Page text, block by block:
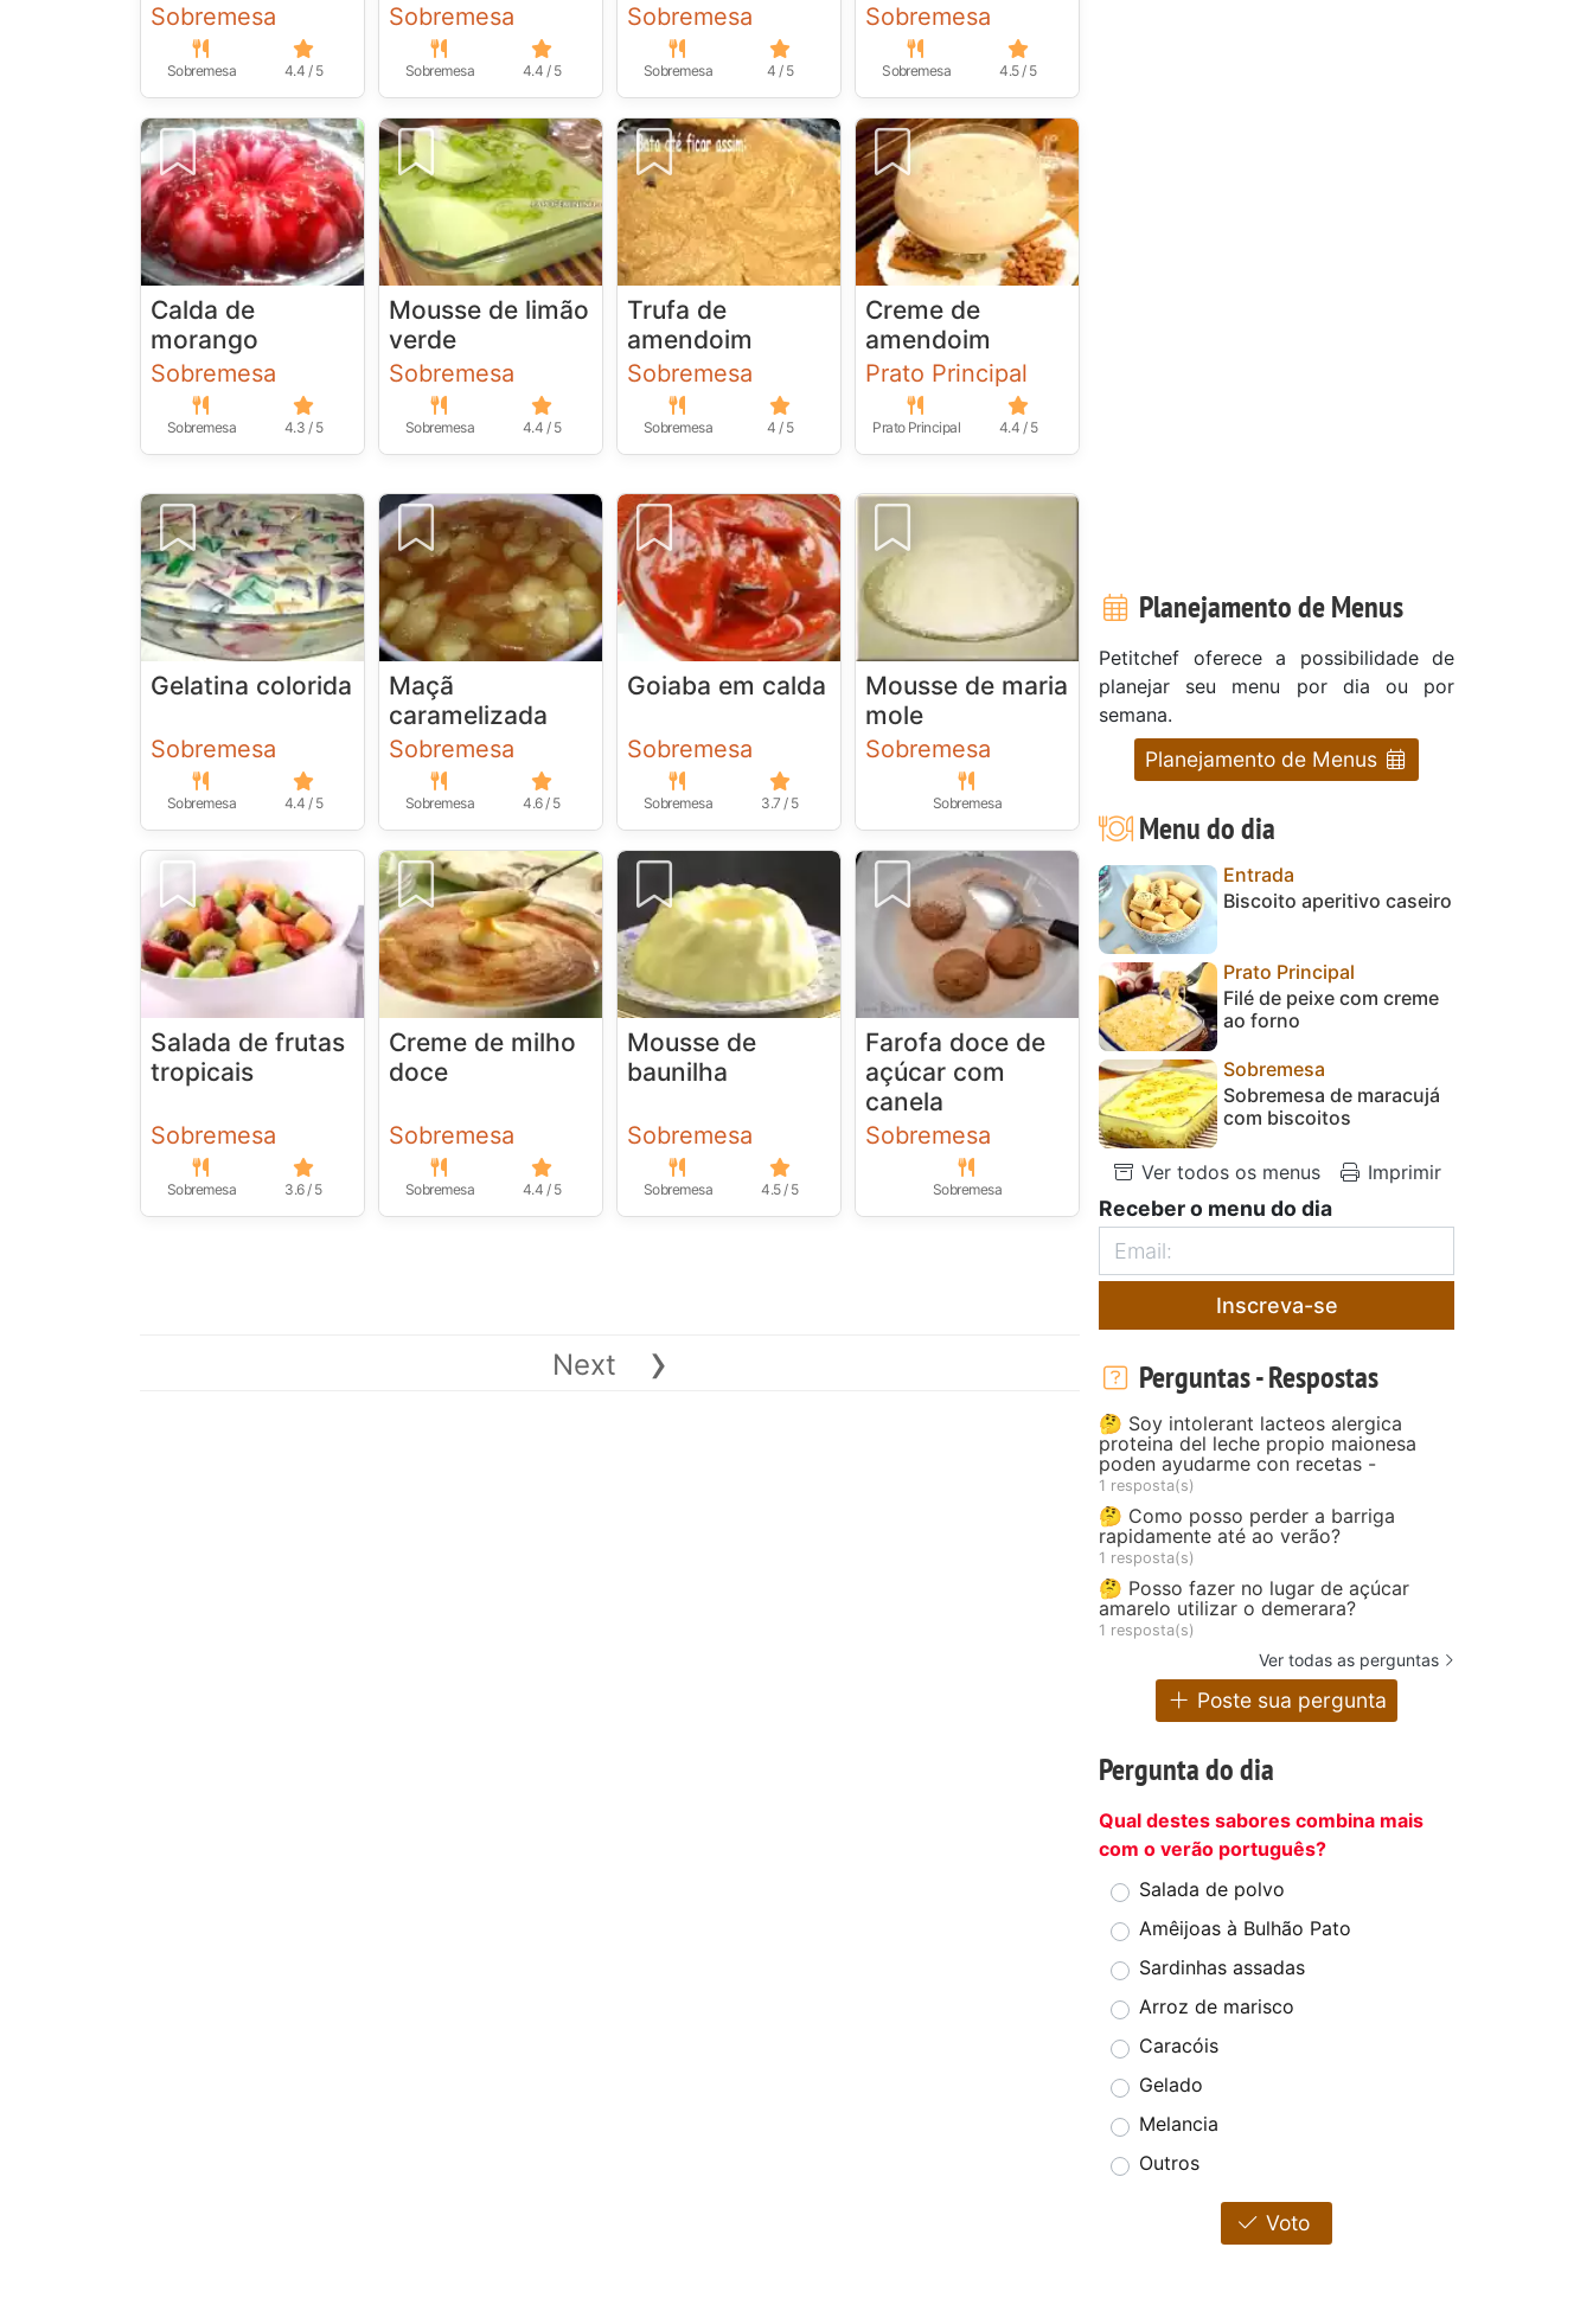
Sobremesa
Sobremesa 4.4 / 5
Sobremesa
Sobremesa 4.4 / 5
Sobremesa
Sobremesa 4 / 5
Sobremesa
Sobremesa 4.5 / 5
Calda de
morango
Sobremesa
Sobremesa 4.3 / 5
Mousse de limão
verde
Sobremesa
Sobremesa 4.4 / 5
Trufa de
amendoim
Sobremesa
Sobremesa 4 / 5
Creme de
amendoim
Prato Principal
Prato Principal 4.4 / 5
Gelatina colorida
Sobremesa
Sobremesa 4.4 / 5
Maçã
caramelizada
Sobremesa
Sobremesa 4.6 / 5
Goiaba em calda
Sobremesa
Sobremesa 3.7 / 5
Mousse de maria
mole
Sobremesa
Sobremesa
Salada de frutas
tropicais
Sobremesa
Sobremesa 3.6 / 5
Creme de milho
doce
Sobremesa
Sobremesa 4.4 / 5
Mousse de
baunilha
Sobremesa
Sobremesa 4.5 / 5
Farofa doce de
açúcar com
canela
Sobremesa
Sobremesa
Next ›
Planejamento de Menus
Petitchef oferece a possibilidade de
planejar seu menu por dia ou por
semana.
Planejamento de Menus
Menu do dia
Entrada
Biscoito aperitivo caseiro
Prato Principal
Filé de peixe com creme
ao forno
Sobremesa
Sobremesa de maracujá
com biscoitos
Ver todos os menus Imprimir
Receber o menu do dia
Inscreva-se
Perguntas - Respostas
🤔 Soy intolerant lacteos alergica
proteina del leche propio maionesa
poden ayudarme con recetas -
1 resposta(s)
🤔 Como posso perder a barriga
rapidamente até ao verão?
1 resposta(s)
🤔 Posso fazer no lugar de açúcar
amarelo utilizar o demerara?
1 resposta(s)
Ver todas as perguntas
Poste sua pergunta
Pergunta do dia
Qual destes sabores combina mais
com o verão português?
Salada de polvo
Amêijoas à Bulhão Pato
Sardinhas assadas
Arroz de marisco
Caracóis
Gelado
Melancia
Outros
Voto